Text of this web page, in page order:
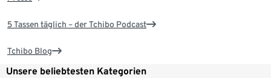
5 Tassen täglich – der Tchibo Podcast
Tchibo Blog
Unsere beliebtesten Kategorien